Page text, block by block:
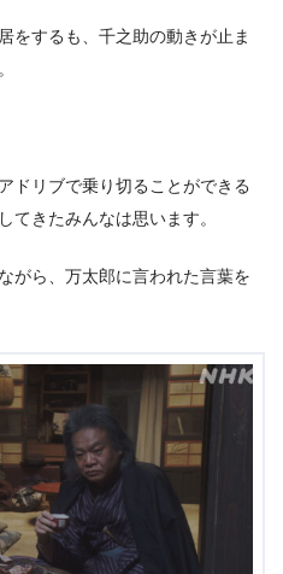
をするも、千之助の動きが止ま
ドリブで乗り切ることができる
きたみんなは思います。
がら、万太郎に言われた言葉を